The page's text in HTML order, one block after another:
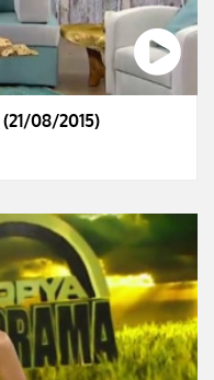
08/2015)